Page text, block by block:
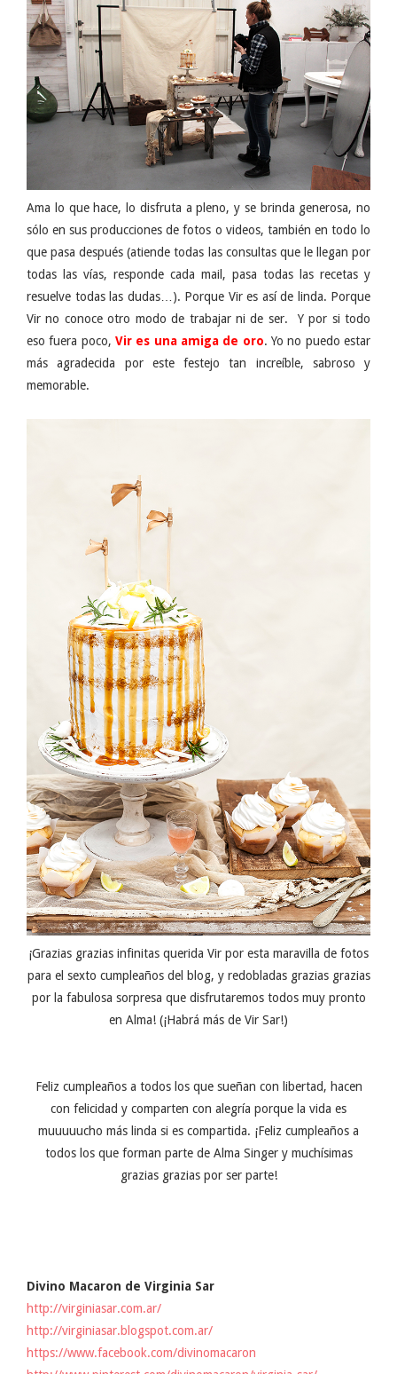
Ama lo que hace, lo disfruta a pleno, y se brinda generosa, no
sólo en sus producciones de fotos o videos, también en todo lo
que pasa después (atiende todas las consultas que le llegan por
todas las vías, responde cada mail, pasa todas las recetas y
resuelve todas las dudas…). Porque Vir es así de linda. Porque
Vir no conoce otro modo de trabajar ni de ser. Y por si todo
eso fuera poco, Vir es una amiga de oro. Yo no puedo estar
más agradecida por este festejo tan increíble, sabroso y
memorable.
¡Grazias grazias infinitas querida Vir por esta maravilla de fotos
para el sexto cumpleaños del blog, y redobladas grazias grazias
por la fabulosa sorpresa que disfrutaremos todos muy pronto
en Alma! (¡Habrá más de Vir Sar!)
Feliz cumpleaños a todos los que sueñan con libertad, hacen
con felicidad y comparten con alegría porque la vida es
muuuuucho más linda si es compartida. ¡Feliz cumpleaños a
todos los que forman parte de Alma Singer y muchísimas
grazias grazias por ser parte!
Divino Macaron de Virginia Sar
http://virginiasar.com.ar/
http://virginiasar.blogspot.com.ar/
https://www.facebook.com/divinomacaron